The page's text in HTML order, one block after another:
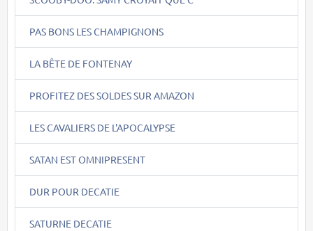
PAS BONS LES CHAMPIGNONS
LA BÊTE DE FONTENAY
PROFITEZ DES SOLDES SUR AMAZON
LES CAVALIERS DE L'APOCALYPSE
SATAN EST OMNIPRESENT
DUR POUR DECATIE
SATURNE DECATIE